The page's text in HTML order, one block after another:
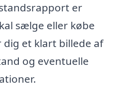
er
sælge eller købe
dig et klart billede af
og eventuelle